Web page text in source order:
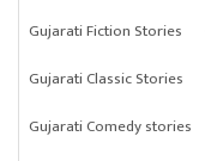
Gujarati Fiction Stories
Gujarati Classic Stories
Gujarati Comedy stories